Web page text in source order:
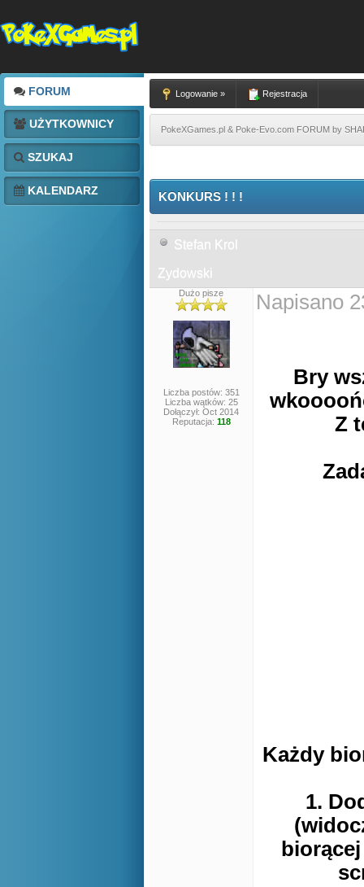
FORUM
UŻYTKOWNICY
SZUKAJ
KALENDARZ
Logowanie » Rejestracja
PokeXGames.pl & Poke-Evo.com FORUM by
KONKURS ! ! !
Stefan Krol
Zydowski
Dużo pisze
Liczba postów: 351
Liczba wątków: 25
Dołączył: Oct 2014
Reputacja: 118
Napisano
Bry
Z
Każdy
1.